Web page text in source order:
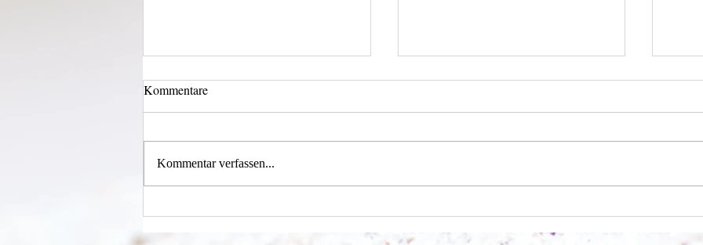
Augen auf...
Scheinbarer Stillstand....
Kommentare
Kommentar verfassen...